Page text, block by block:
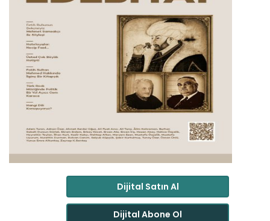
Dijital Satın Al
Dijital Abone Ol